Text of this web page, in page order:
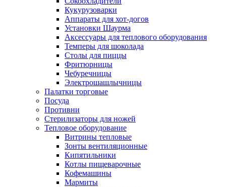
Кукурузоварки
Аппараты для хот-догов
Установки Шаурма
Аксессуары для теплового оборудования
Темперы для шоколада
Столы для пиццы
Фритюрницы
Чебуречницы
Электрошашлычницы
Палатки торговые
Посуда
Противни
Стерилизаторы для ножей
Тепловое оборудование
Витрины тепловые
Зонты вентиляционные
Кипятильники
Котлы пищеварочные
Кофемашины
Мармиты